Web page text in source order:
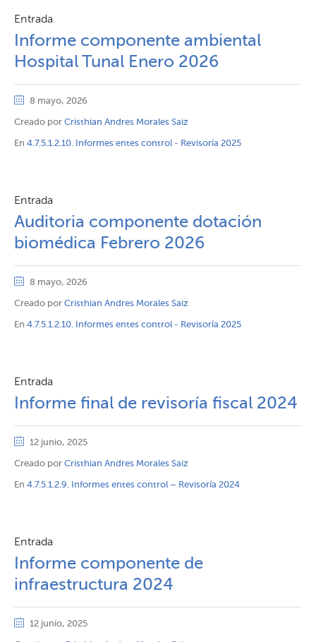
Entrada
Informe componente ambiental
Hospital Tunal Enero 2026
8 mayo, 2026
Creado por Cristhian Andres Morales Saiz
En 4.7.5.1.2.10. Informes entes control - Revisoría 2025
Entrada
Auditoria componente dotación
biomédica Febrero 2026
8 mayo, 2026
Creado por Cristhian Andres Morales Saiz
En 4.7.5.1.2.10. Informes entes control - Revisoría 2025
Entrada
Informe final de revisoría fiscal 2024
12 junio, 2025
Creado por Cristhian Andres Morales Saiz
En 4.7.5.1.2.9. Informes entes control – Revisoría 2024
Entrada
Informe componente de
infraestructura 2024
12 junio, 2025